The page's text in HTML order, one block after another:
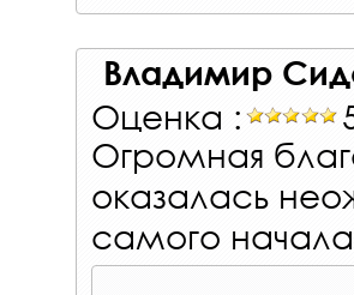
Владимир
Оценка :
Огромная
оказалась
самого